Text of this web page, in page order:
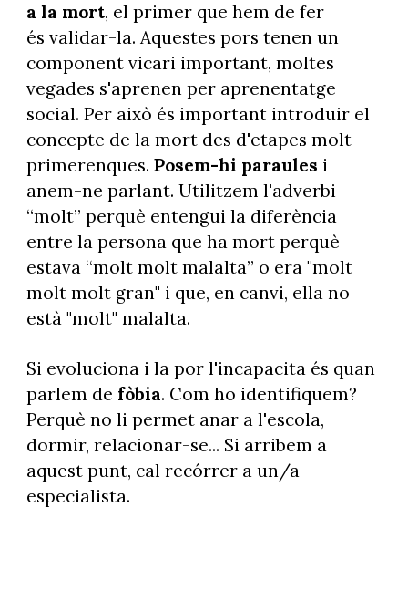
a la mort, el primer que hem de fer
és validar-la. Aquestes pors tenen un
component vicari important, moltes
vegades s'aprenen per aprenentatge
social. Per això és important introduir el
concepte de la mort des d'etapes molt
primerenques. Posem-hi paraules i
anem-ne parlant. Utilitzem l'adverbi
“molt” perquè entengui la diferència
entre la persona que ha mort perquè
estava “molt molt malalta” o era "molt
molt molt gran" i que, en canvi, ella no
està "molt" malalta.
Si evoluciona i la por l'incapacita és quan
parlem de fòbia. Com ho identifiquem?
Perquè no li permet anar a l'escola,
dormir, relacionar-se... Si arribem a
aquest punt, cal recórrer a un/a
especialista.